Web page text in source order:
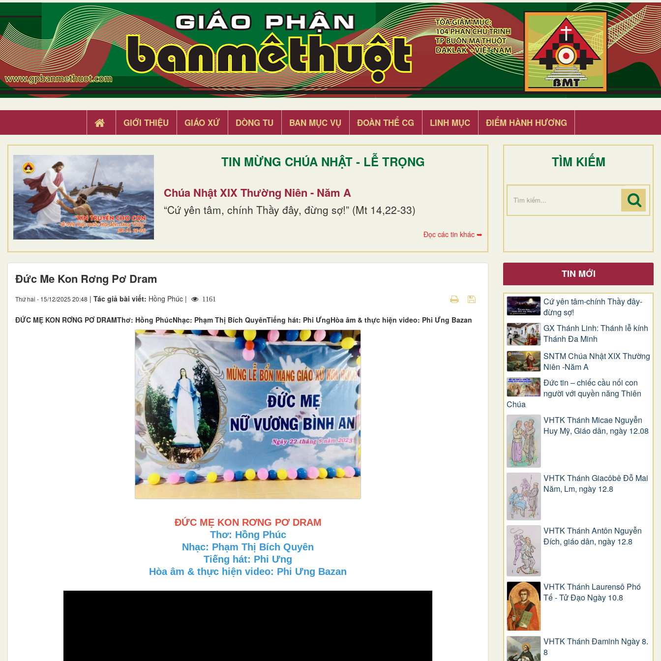
GIỚI THIỆU GIÁO XỨ DÒNG TU BAN MỤC VỤ ĐOÀN THỂ CG LINH MỤC ĐIỂM HÀNH HƯƠNG
TIN MỪNG CHÚA NHẬT - LỄ TRỌNG
Chúa Nhật XIX Thường Niên - Năm A
“Cứ yên tâm, chính Thầy đây, đừng sợ!” (Mt 14,22-33)
Đọc các tin khác ➥
TÌM KIẾM
Đức Me Kon Rơng Pơ Dram
Thứ hai - 15/12/2025 20:48 | Tác giả bài viết: Hồng Phúc | 1161
ĐỨC MẸ KON RƠNG PƠ DRAMThơ: Hồng PhúcNhạc: Phạm Thị Bích QuyênTiếng hát: Phi ƯngHòa âm & thực hiện video: Phi Ưng Bazan
ĐỨC MẸ KON RƠNG PƠ DRAM
Thơ: Hồng Phúc
Nhạc: Phạm Thị Bích Quyên
Tiếng hát: Phi Ưng
Hòa âm & thực hiện video: Phi Ưng Bazan
TIN MỚI
Cứ yên tâm-chính Thầy đây-
đừng sợ!
GX Thánh Linh: Thánh lễ kính
Thánh Đa Minh
SNTM Chúa Nhật XIX Thường
Niên -Năm A
Đức tin – chiếc cầu nối con
người với quyền năng Thiên
Chúa
VHTK Thánh Micae Nguyễn
Huy Mỹ, Giáo dân, ngày 12.08
VHTK Thánh Giacôbê Ðỗ Mai
Năm, Lm, ngày 12.8
VHTK Thánh Antôn Nguyễn
Ðích, giáo dân, ngày 12.8
VHTK Thánh Laurensô Phó
Tế - Tử Đạo Ngày 10.8
VHTK Thánh Đaminh Ngày 8.
8